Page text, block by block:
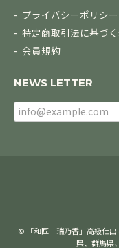
プライバシーポリシー
特定商取引法に基づ
会員規約
NEWS LETTER
© 「和匠 瑞乃香」高級仕出
県、群馬県